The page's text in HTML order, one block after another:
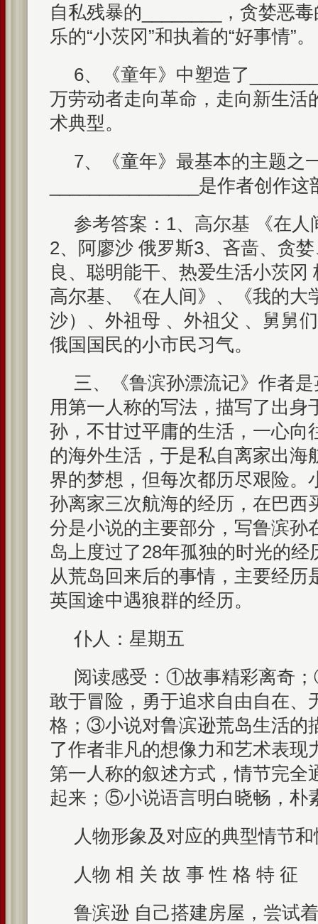
自私残暴的________，贪婪恶
乐的“小茨冈”和执着的“好事情”。
6、《童年》中塑造了
万劳动者走向革命，走向新生活
术典型。
7、《童年》最基本的主题之
_______________是作者创作
参考答案：1、高尔基 《在人
2、阿廖沙 俄罗斯3、吝啬、贪
良、聪明能干、热爱生活小茨冈
高尔基、《在人间》、《我的大
沙）、外祖母 、外祖父 、舅舅
俄国国民的小市民习气。
三、《鲁滨孙漂流记》作者
用第一人称的写法，描写了出身
孙，不甘过平庸的生活，一心向
的海外生活，于是私自离家出海
界的梦想，但每次都历尽艰险。
孙离家三次航海的经历，在巴西
分是小说的主要部分，写鲁滨孙
岛上度过了28年孤独的时光的经
从荒岛回来后的事情，主要经历
英国途中遇狼群的经历。
仆人：星期五
阅读感受：①故事精彩离奇
敢于冒险，勇于追求自由自在、
格；③小说对鲁滨逊荒岛生活的
了作者非凡的想像力和艺术表
第一人称的叙述方式，情节完全
起来；⑤小说语言明白晓畅，朴
人物形象及对应的典型情节
人物 相 关 故 事 性 格 特 征
鲁滨逊 自己搭建房屋，尝试